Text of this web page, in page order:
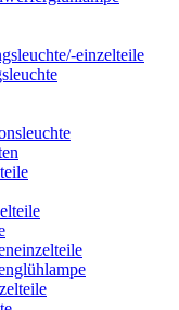
einzelteile